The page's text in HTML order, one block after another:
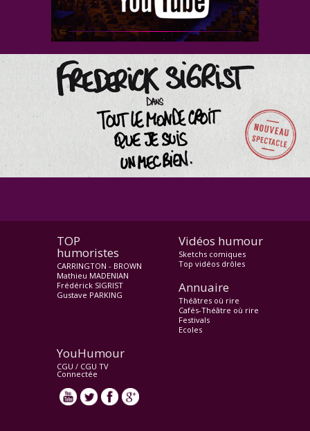
TOP
humoristes
CARRINGTON - BROWN
Mathieu MADENIAN
Frédérick SIGRIST
Gustave PARKING
Vidéos humour
Sketchs comiques
Top vidéos drôles
Annuaire
Théâtres où rire
Cafés-Théâtre où rire
Festivals
Ecoles
YouHumour
CGU / CGU TV
Connectée